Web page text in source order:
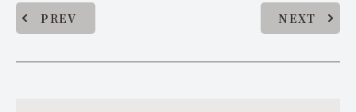
PREV NEXT